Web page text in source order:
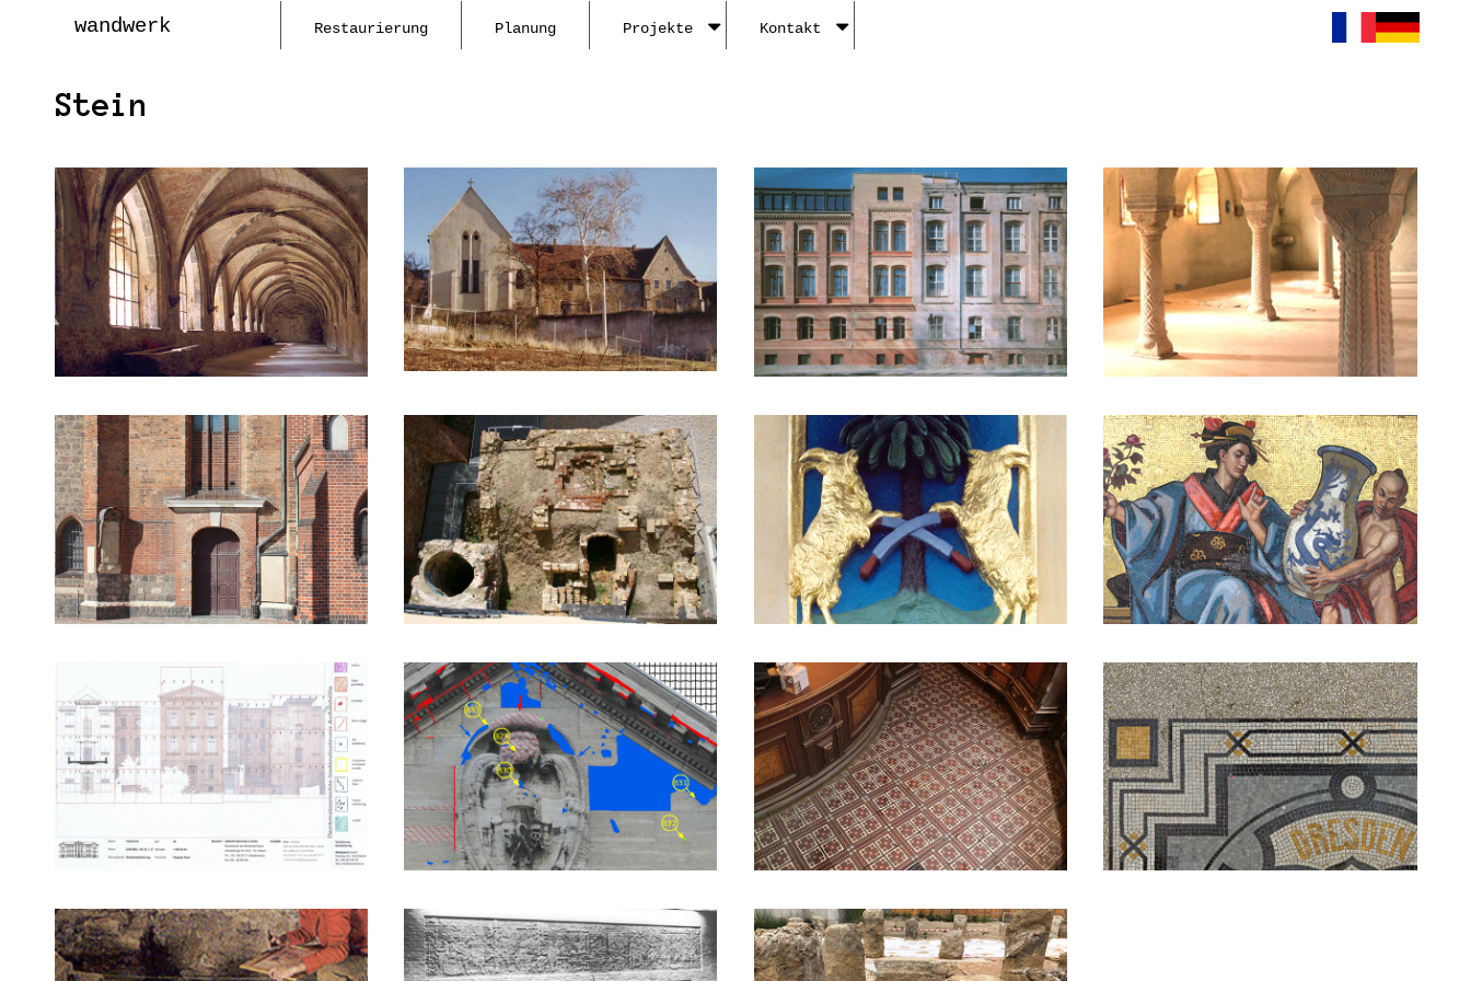
wandwerk Restaurierung Planung Projekte Kontakt
Stein